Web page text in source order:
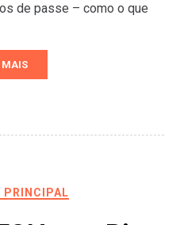
de passe – como o que
MAIS
PRINCIPAL